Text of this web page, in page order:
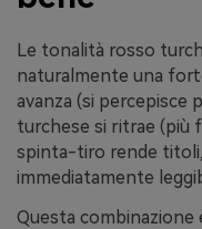
Le tonalità rosso
naturalmente una
avanza (si percepisce
turchese si ritrae (più
spinta-tiro rende
immediatamente
Questa combinazione